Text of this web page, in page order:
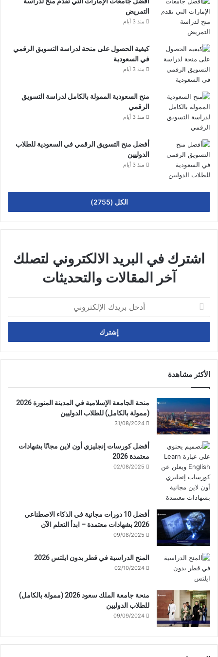
التمريض
منذ 3 أيام
كيفية الحصول على منحة لدراسة التسويق الرقمي
في السعودية
منذ 3 أيام
منح السعودية الممولة بالكامل لدراسة التسويق
الرقمي
منذ 3 أيام
أفضل منح التسويق الرقمي في السعودية للطلاب
الدوليين
منذ 3 أيام
الكل (2755)
اشترك في البريد الالكتروني لتصلك
آخر المقالات والتحديثات
بريدك
الإلكتروني
الأكثر مشاهدة
منحة الجامعة الإسلامية في المدينة المنورة 2026
(ممولة بالكامل) للطلاب الدوليين
31/08/2024
أفضل كورسات إنجليزي أون لاين مجانًا بشهادات
معتمدة 2026
02/08/2025
أفضل 10 دورات مجانية في الذكاء الاصطناعي
2026 بشهادات معتمدة – ابدأ التعلم الآن
09/08/2025
المنح الدراسية في قطر بدون ايلتس 2026
02/10/2024
منحة جامعة الملك سعود 2026 (ممولة بالكامل)
للطلاب الدوليين
09/09/2024